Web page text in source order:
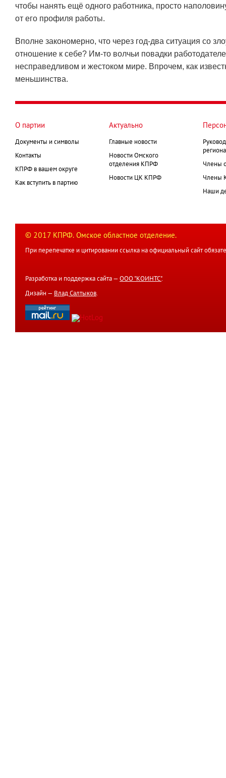
чтобы нанять ещё одного работника, просто
от его профиля работы.
Вполне закономерно, что через год-два ситуация со
отношение к себе? Им-то волчьи повадки
несправедливом и жестоком мире. Впрочем, как
меньшинства.
О партии
Документы и символы
Контакты
КПРФ в вашем округе
Как вступить в партию
Актуально
Главные новости
Новости Омского
отделения КПРФ
Новости ЦК КПРФ
Члены
Члены
Наши
© 2017 КПРФ. Омское областное отделение.
При перепечатке и цитировании ссылка на официальный сайт
Разработка и поддержка сайта — ООО "КОИНТС".
Дизайн — Влад Салтыков.